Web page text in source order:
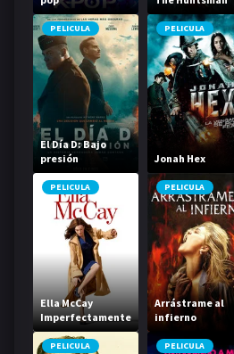
PELICULA
El Día D: Bajo
presión
PELICULA
Jonah Hex
PELICULA
Ella McCay
Imperfectamente
perfecta
PELICULA
Arrástrame al
infierno
PELICULA PELICULA